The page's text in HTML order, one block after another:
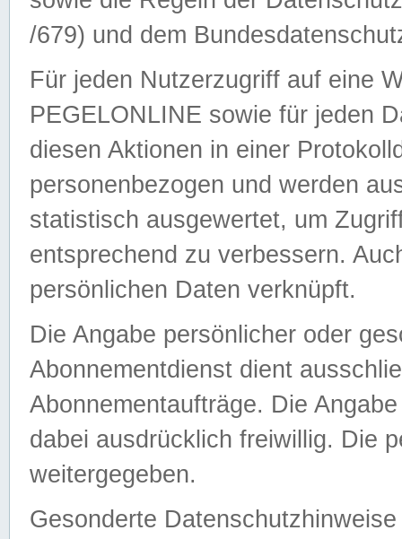
/679) und dem
Für jeden Nutzerzugriff auf eine
PEGELONLINE sowie für jeden
diesen Aktionen in einer
personenbezogen und werden
statistisch ausgewertet, um
entsprechend zu verbessern.
persönlichen Daten verknüpft.
Die Angabe persönlicher oder
Abonnementdienst dient
Abonnementaufträge. Die
dabei ausdrücklich freiwillig. Die
weitergegeben.
Gesonderte